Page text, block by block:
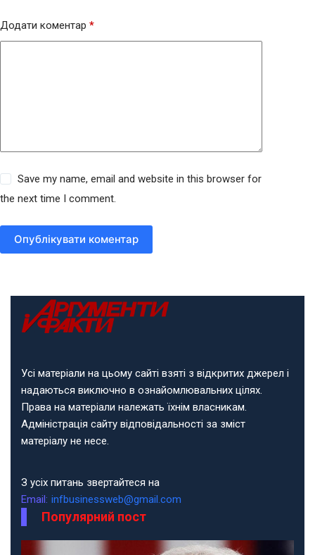
Додати коментар *
Save my name, email and website in this browser for
the next time I comment.
Опублікувати коментар
Усі матеріали на цьому сайті взяті з відкритих джерел і
надаються виключно в ознайомлювальних цілях.
Права на матеріали належать їхнім власникам.
Адміністрація сайту відповідальності за зміст
матеріалу не несе.
З усіх питань звертайтеся на
Email: infbusinessweb@gmail.com
Популярний пост